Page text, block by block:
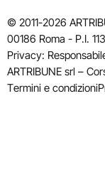
© 2011-2026
00186 Roma - P.I.
Privacy:
ARTRIBUNE srl –
Termini e condizioni